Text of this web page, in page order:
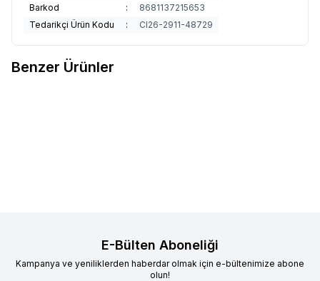
Barkod
:
8681137215653
Tedarikçi Ürün Kodu
: CI26-2911-48729
Benzer Ürünler
E-Bülten Aboneliği
Kampanya ve yeniliklerden haberdar olmak için e-bültenimize abone
olun!